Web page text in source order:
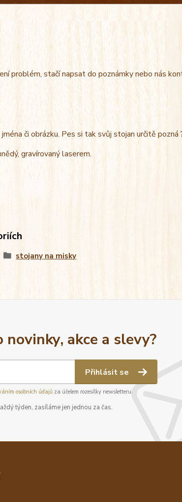
problém, stačí napsat do poznámky nebo nás
či obrázku. Pes si tak svůj stojan určitě pozná
gravírovaný laserem.
stojany na misky
novinky, akce a slevy?
Přihlásit se
osobních údajůza účelem rozesílky newsletteru.
týden, zasíláme jen jednou za čas.